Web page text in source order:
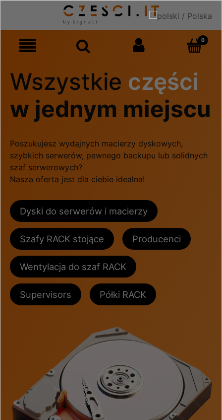
Wszystkie części
w jednym miejscu
Poszukujesz wydajnych macierzy dyskowych,
szybkich serwerów, pewnego backupu lub solidnych
szaf serwerowych?
Nasza oferta jest dla ciebie idealna!
Dyski do serwerów i macierzy
Szafy RACK stojące Producenci
Wentylacja do szaf RACK
Supervisors Półki RACK